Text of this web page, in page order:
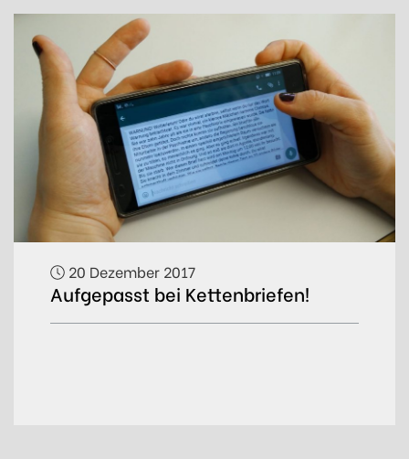
20 Dezember 2017
Aufgepasst bei Kettenbriefen!